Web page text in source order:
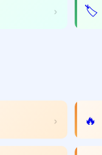
› 🏷️
› 🔥